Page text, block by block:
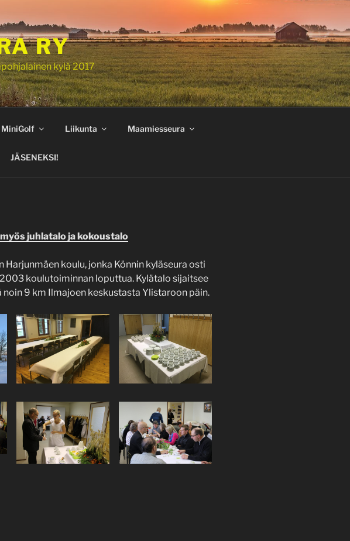
RY
kylä 2017
MiniGolf Liikunta Maamiesseura
JÄSENEKSI!
juhlatalo ja kokoustalo
Harjunmäen koulu, jonka Könnin kyläseura osti
koulutoiminnan loputtua. Kylätalo sijaitsee
noin 9 km Ilmajoen keskustasta Ylistaroon päin.